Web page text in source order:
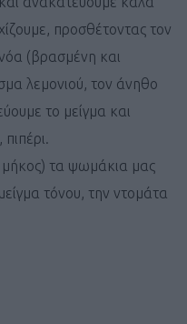
προσθέτοντας τον
(βρασμένη και
λεμονιού, τον άνηθο
το μείγμα και
μήκος) τα ψωμάκια μας
τόνου, την ντομάτα